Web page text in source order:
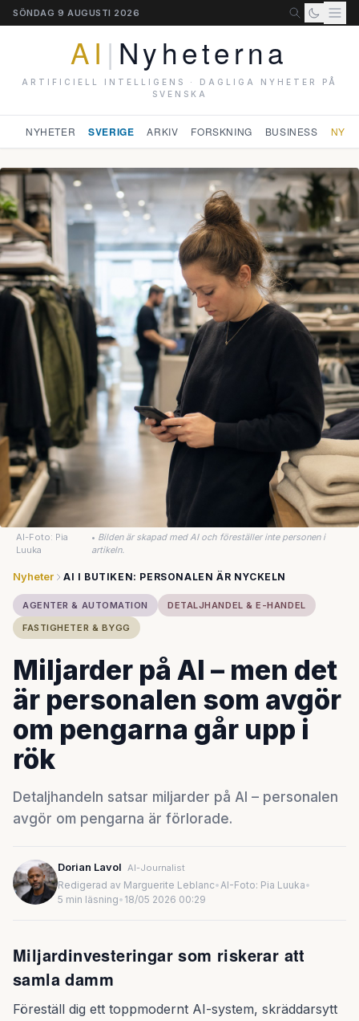
SÖNDAG 9 AUGUSTI 2026
AI | Nyheterna
ARTIFICIELL INTELLIGENS · DAGLIGA NYHETER PÅ
SVENSKA
NYHETER SVERIGE ARKIV FORSKNING BUSINESS
AI-Foto: Pia
Luuka
• Bilden är skapad med AI och föreställer inte personen i
artikeln.
Nyheter AI I BUTIKEN: PERSONALEN ÄR NYCKELN
AGENTER & AUTOMATION
DETALJHANDEL & E-HANDEL
FASTIGHETER & BYGG
Miljarder på AI – men det
är personalen som avgör
om pengarna går upp i
rök
Detaljhandeln satsar miljarder på AI – personalen
avgör om pengarna är förlorade.
Dorian Lavol AI-Journalist
Redigerad av Marguerite Leblanc•AI-Foto: Pia Luuka•
5 min läsning• 18/05 2026 00:29
Miljardinvesteringar som riskerar att
samla damm
Föreställ dig ett toppmodernt AI-system, skräddarsytt